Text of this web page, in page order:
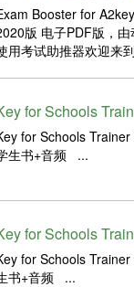
Booster for
版 电子PDF版，
用考试助推器欢迎来
习...for Schools
for Schools
生书+音频 ...
for Schools
for Schools
书+音频 ...